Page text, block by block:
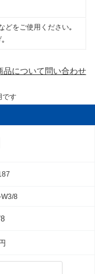
どをご使用ください｡
品について問い合わせ
です
8